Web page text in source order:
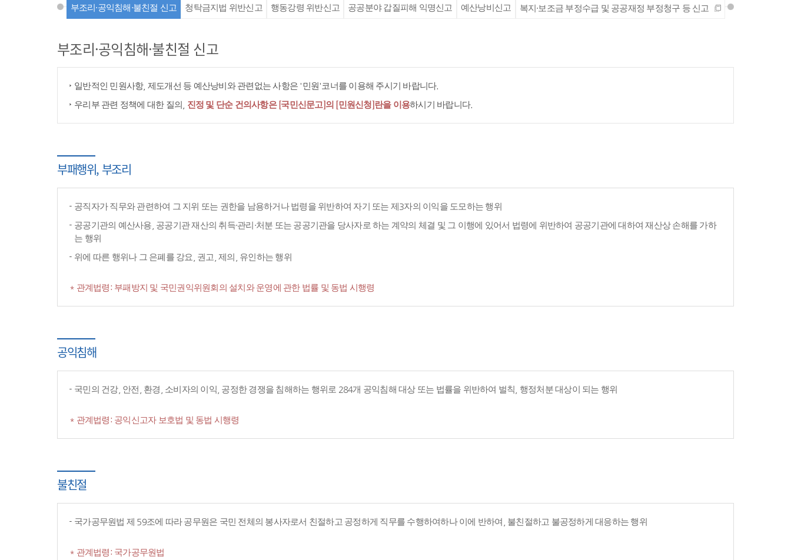
부조리·공익침해·불친절 신고 청탁금지법 위반신고 행동강령 위반신고 공공분야 갑질피해 익명신고 예산낭비신고 복지·보조금 부정수급 및 공공재정 부정청구 등 신고
부조리·공익침해·불친절 신고
일반적인 민원사항, 제도개선 등 예산낭비와 관련없는 사항은 '민원'코너를 이용해 주시기 바랍니다.
우리부 관련 정책에 대한 질의, 진정 및 단순 건의사항은 [국민신문고]의 [민원신청]란을 이용하시기 바랍니다.
부패행위, 부조리
공직자가 직무와 관련하여 그 지위 또는 권한을 남용하거나 법령을 위반하여 자기 또는 제3자의 이익을 도모하는 행위
공공기관의 예산사용, 공공기관 재산의 취득·관리·처분 또는 공공기관을 당사자로 하는 계약의 체결 및 그 이행에 있어서 법령에 위반하여 공공기관에 대하여 재산상 손해를 가하
는 행위
위에 따른 행위나 그 은폐를 강요, 권고, 제의, 유인하는 행위
* 관계법령: 부패방지 및 국민권익위원회의 설치와 운영에 관한 법률 및 동법 시행령
공익침해
국민의 건강, 안전, 환경, 소비자의 이익, 공정한 경쟁을 침해하는 행위로 284개 공익침해 대상 또는 법률을 위반하여 벌칙, 행정처분 대상이 되는 행위
* 관계법령: 공익신고자 보호법 및 동법 시행령
불친절
국가공무원법 제 59조에 따라 공무원은 국민 전체의 봉사자로서 친절하고 공정하게 직무를 수행하여하나 이에 반하여, 불친절하고 불공정하게 대응하는 행위
* 관계법령: 국가공무원법